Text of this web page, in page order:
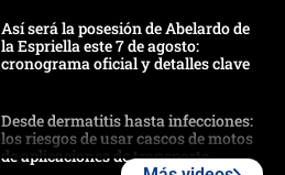
Así será la posesión de Abelardo de
la Espriella este 7 de agosto:
cronograma oficial y detalles clave
Desde dermatitis hasta infecciones:
los riesgos de usar cascos de motos
de aplicaciones de transporte